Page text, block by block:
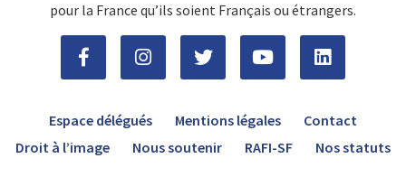
pour la France qu’ils soient Français ou étrangers.
Espace délégués Mentions légales
Contact
Droit à l’image
Nous soutenir RAFI-SF Nos statuts